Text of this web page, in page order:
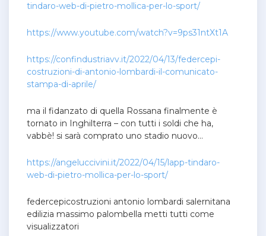
tindaro-web-di-pietro-mollica-per-lo-sport/
https://www.youtube.com/watch?v=9ps31ntXt1A
https://confindustriavv.it/2022/04/13/federcepi-
costruzioni-di-antonio-lombardi-il-comunicato-
stampa-di-aprile/
ma il fidanzato di quella Rossana finalmente è
tornato in Inghilterra – con tutti i soldi che ha,
vabbè! si sarà comprato uno stadio nuovo…
https://angeluccivini.it/2022/04/15/lapp-tindaro-
web-di-pietro-mollica-per-lo-sport/
federcepicostruzioni antonio lombardi salernitana
edilizia massimo palombella metti tutti come
visualizzatori